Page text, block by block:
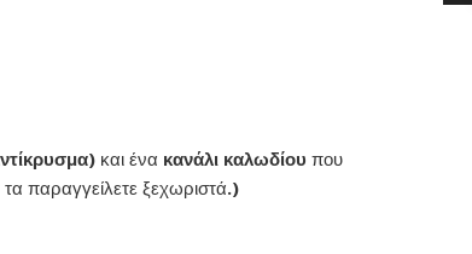
και ένα κανάλι καλωδίου που
παραγγείλετε ξεχωριστά.)